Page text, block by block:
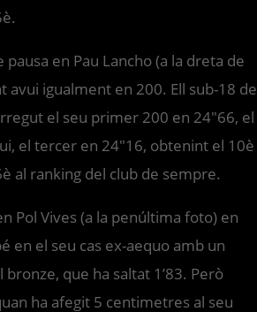
en Pau Lancho (a la dreta de
avui igualment en 200. Ell sub-18 de
el seu primer 200 en 24″66, el
el tercer en 24″16, obtenint el 10è
al ranking del club de sempre.
Pol Vives (a la penúltima foto) en
en el seu cas ex-aequo amb un
que ha saltat 1’83. Però
ha afegit 5 centimetres al seu